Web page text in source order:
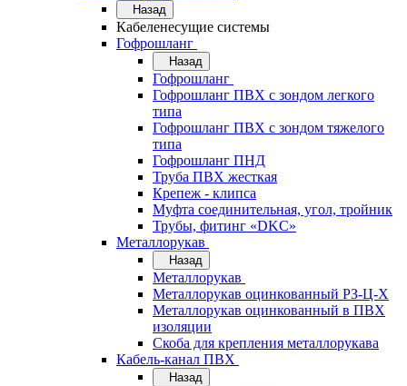
Назад
Кабеленесущие системы
Гофрошланг
Назад
Гофрошланг
Гофрошланг ПВХ с зондом легкого
типа
Гофрошланг ПВХ с зондом тяжелого
типа
Гофрошланг ПНД
Труба ПВХ жесткая
Крепеж - клипса
Муфта соединительная, угол, тройник
Трубы, фитинг «DKC»
Металлорукав
Назад
Металлорукав
Металлорукав оцинкованный РЗ-Ц-Х
Металлорукав оцинкованный в ПВХ
изоляции
Скоба для крепления металлорукава
Кабель-канал ПВХ
Назад